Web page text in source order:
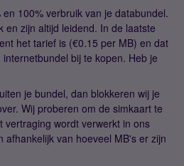
100% verbruik van je databundel.
en zijn altijd leidend. In de laatste
het tarief is (€0.15 per MB) en dat
bij te kopen. Heb je
je bundel, dan blokkeren wij je
Wij proberen om de simkaart te
wordt verwerkt in ons
van hoeveel MB's er zijn